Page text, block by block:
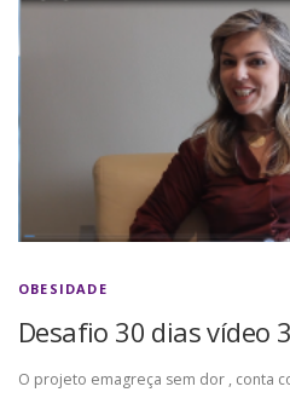
OBESIDADE
Desafio 30 dias vídeo
O projeto emagreça sem dor , conta